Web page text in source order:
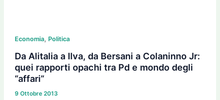
Economia, Politica
Da Alitalia a Ilva, da Bersani a Colaninno Jr:
quei rapporti opachi tra Pd e mondo degli
“affari”
9 Ottobre 2013
Alitalia
a
Ilva,
da
a